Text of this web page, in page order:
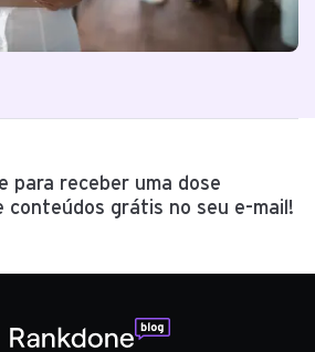
para receber uma dose
conteúdos grátis no seu e-mail!